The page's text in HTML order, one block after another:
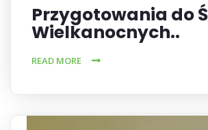
Przygotowania do
Wielkanocnych..
READ MORE